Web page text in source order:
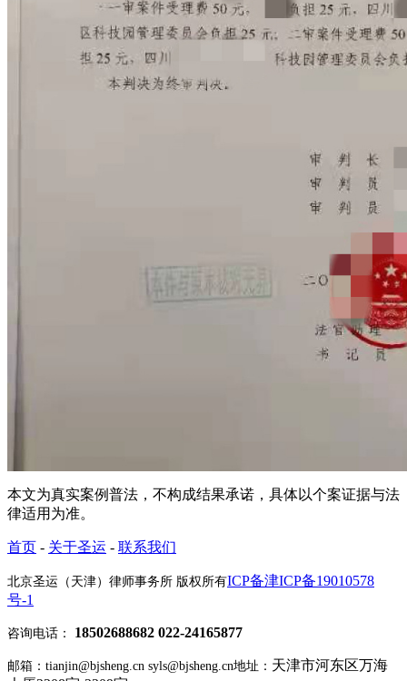
本文为真实案例普法，不构成结果承诺，具体以个案证据与法
律适用为准。
首页 - 关于圣运 - 联系我们
北京圣运（天津）律师事务所 版权所有ICP备津ICP备19010578
号-1
咨询电话： 18502688682 022-24165877
邮箱：tianjin@bjsheng.cn syls@bjsheng.cn地址： 天津市河东区万海